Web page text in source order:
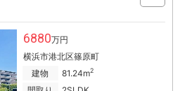
6880万円
横浜市港北区篠原町
建物
81.24m2